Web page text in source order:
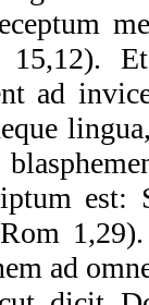
ad
est:
ad